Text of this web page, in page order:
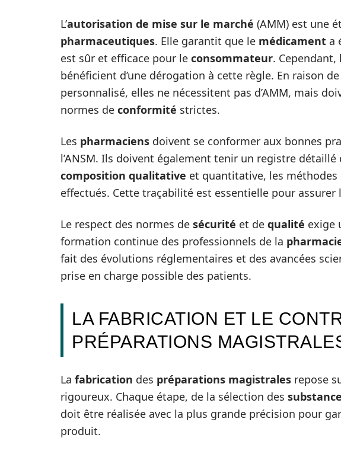
L’autorisation de mise sur le marché (AMM) est une
pharmaceutiques. Elle garantit que le médicament a
est sûr et efficace pour le consommateur. Cependant,
bénéficient d’une dérogation à cette règle. En raison
personnalisé, elles ne nécessitent pas d’AMM, mais
normes de conformité strictes.
Les pharmaciens doivent se conformer aux bonnes
l’ANSM. Ils doivent également tenir un registre
composition qualitative et quantitative, les méthodes
effectués. Cette traçabilité est essentielle pour assurer
Le respect des normes de sécurité et de qualité exige
formation continue des professionnels de la
fait des évolutions réglementaires et des avancées
prise en charge possible des patients.
LA FABRICATION ET LE
PRÉPARATIONS
La fabrication des préparations magistrales repose
rigoureux. Chaque étape, de la sélection des
doit être réalisée avec la plus grande précision pour
produit.